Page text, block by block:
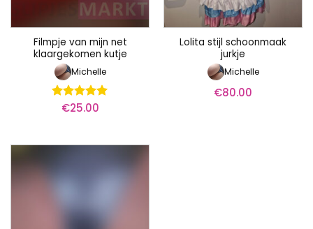
Filmpje van mijn net
klaargekomen kutje
Michelle
Waardering
€25.00
Lolita stijl schoonmaak
jurkje
Michelle
€80.00